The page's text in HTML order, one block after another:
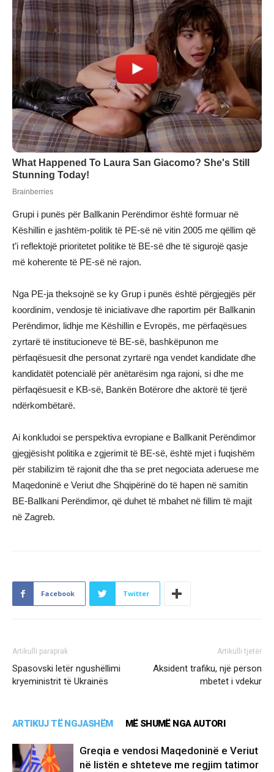
Grupi i punës për Ballkanin Perëndimor është formuar në
Këshillin e jashtëm-politik të PE-së në vitin 2005 me qëllim që
t’i reflektojë prioritetet politike të BE-së dhe të sigurojë qasje
më koherente të PE-së në rajon.
Nga PE-ja theksojnë se ky Grup i punës është përgjegjës për
koordinim, vendosje të iniciativave dhe raportim për Ballkanin
Perëndimor, lidhje me Këshillin e Evropës, me përfaqësues
zyrtarë të institucioneve të BE-së, bashkëpunon me
përfaqësuesit dhe personat zyrtarë nga vendet kandidate dhe
kandidatët potencialë për anëtarësim nga rajoni, si dhe me
përfaqësuesit e KB-së, Bankën Botërore dhe aktorë të tjerë
ndërkombëtarë.
Ai konkludoi se perspektiva evropiane e Ballkanit Perëndimor
gjegjësisht politika e zgjerimit të BE-së, është mjet i fuqishëm
për stabilizim të rajonit dhe tha se pret negociata aderuese me
Maqedoninë e Veriut dhe Shqipërinë do të hapen në samitin
BE-Ballkani Perëndimor, që duhet të mbahet në fillim të majit
në Zagreb.
Facebook Twitter
Artikulli paraprak
Spasovski letër ngushëllimi
kryeministrit të Ukrainës
Artikulli tjetër
Aksident trafiku, një person
mbetet i vdekur
ARTIKUJ TË NGJASHËM MË SHUMË NGA AUTORI
Greqia e vendosi Maqedoninë e Veriut
në listën e shteteve me regjim tatimor